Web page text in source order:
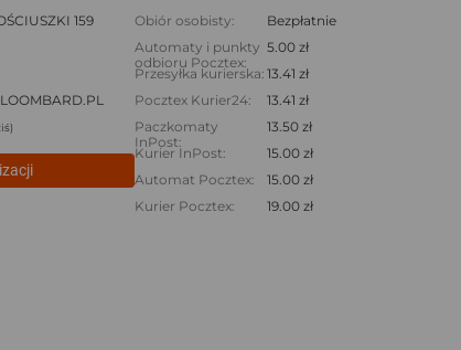
159
Obiór osobisty:
Bezpłatnie
Automaty i punkty
odbioru Pocztex:
5.00 zł
Przesyłka kurierska: 13.41 zł
Pocztex Kurier24:
13.41 zł
Paczkomaty
InPost:
13.50 zł
Kurier InPost:
15.00 zł
Automat Pocztex:
15.00 zł
Kurier Pocztex:
19.00 zł